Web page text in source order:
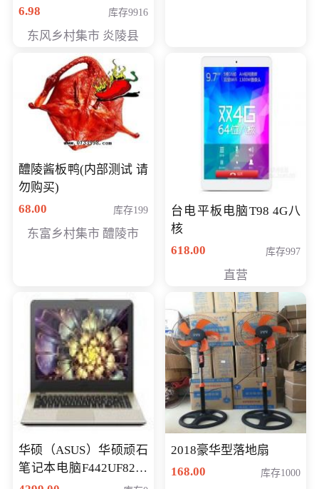
6.98
库存9916
东风乡村集市 炎陵县
醴陵酱板鸭(内部测试 请
勿购买)
68.00
库存199
东富乡村集市 醴陵市
台电平板电脑T98 4G八
核
618.00
库存997
直营
华硕（ASUS）华硕顽石
笔记本电脑F442UF8250
八代独显轻薄办公商务
2018豪华型落地扇
168.00
库存1000